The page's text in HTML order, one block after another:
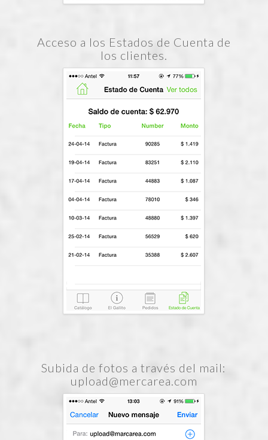
Acceso a los Estados de Cuenta de
los clientes.
Subida de fotos a través del mail:
upload@mercarea.com